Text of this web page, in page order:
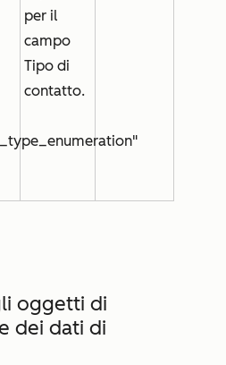
per il
campo
Tipo di
contatto.
oggetti di
dei dati di